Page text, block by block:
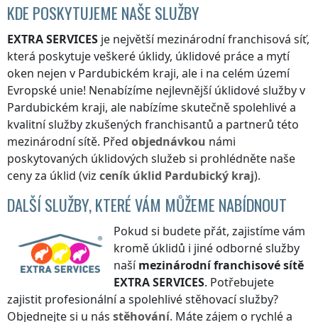
KDE POSKYTUJEME NAŠE SLUŽBY
EXTRA SERVICES je největší mezinárodní franchisová síť,
která poskytuje veškeré úklidy, úklidové práce a mytí
oken nejen v Pardubickém kraji, ale i na celém území
Evropské unie! Nenabízíme nejlevnější úklidové službyv
Pardubickém kraji, ale nabízíme skutečně spolehlivé a
kvalitní služby zkušených franchisantů a partnerů této
mezinárodní sítě. Před objednávkou námi
poskytovaných úklidových služeb si prohlédněte naše
ceny za úklid (viz ceník úklid Pardubický kraj).
DALŠÍ SLUŽBY, KTERÉ VÁM MŮŽEME NABÍDNOUT
Pokud si budete přát, zajistíme vám
kromě úklidů i jiné odborné služby
našímezinárodní franchisové sítě
EXTRA SERVICES. Potřebujete
zajistit profesionální a spolehlivé stěhovací služby?
Objednejte si u nás stěhování. Máte zájem o rychlé a